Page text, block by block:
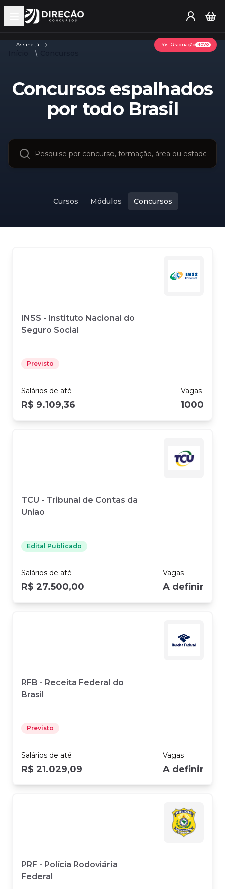
Open main menu
Assine já Pós-Graduação NOVO
Concursos espalhados
por todo Brasil
Cursos Módulos Concursos
INSS - Instituto Nacional do
Seguro Social
Previsto
Salários de até
R$ 9.109,36
Vagas
1000
TCU - Tribunal de Contas da
União
Edital Publicado
Salários de até
R$ 27.500,00
Vagas
A definir
RFB - Receita Federal do
Brasil
Previsto
Salários de até
R$ 21.029,09
Vagas
A definir
PRF - Polícia Rodoviária
Federal